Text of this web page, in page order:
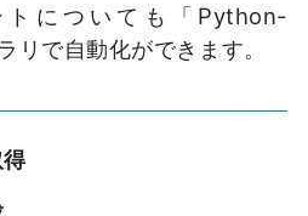
についても「Python-
リで自動化ができます。